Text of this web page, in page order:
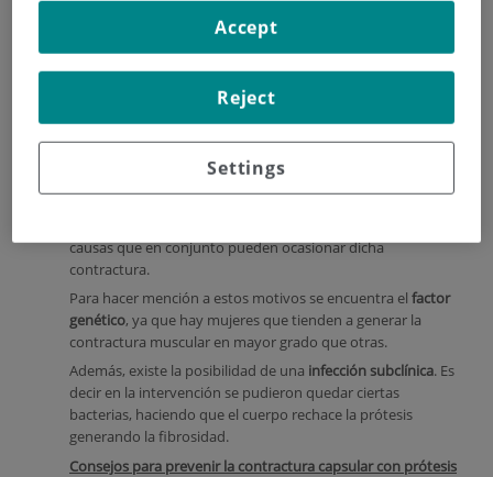
de huevo, una cobertura firme la cual provoca que la mama
quede dura, deformada y que probablemente cause dolor.
¿Cuáles son las causas de la contractura capsular?
Cuando se habla de lascausas de la contractura capsular
existen diversas teorías para explicar su origen. Pese a esta
causas que en conjunto pueden ocasionar dicha
contractura.
Para hacer mención a estos motivos se encuentra el factor
genético, ya que hay mujeres que tienden a generar la
contractura muscular en mayor grado que otras.
Además, existe la posibilidad de una infección subclínica. Es
decir en la intervención se pudieron quedar ciertas
bacterias, haciendo que el cuerpo rechace la prótesis
generando la fibrosidad.
Consejos para prevenir la contractura capsular con prótesis
Settings
Reject
Accept